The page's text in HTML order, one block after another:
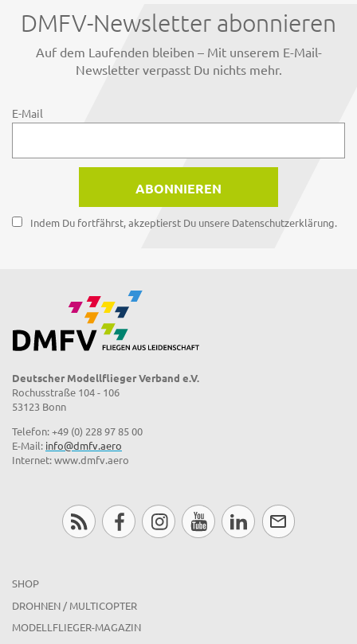
DMFV-Newsletter abonnieren
Auf dem Laufenden bleiben – Mit unserem E-Mail-
Newsletter verpasst Du nichts mehr.
E-Mail
Indem Du fortfährst, akzeptierst Du unsere Datenschutzerklärung.
Deutscher Modellflieger Verband e.V.
Rochusstraße 104 - 106
53123 Bonn
Telefon: +49 (0) 228 97 85 00
E-Mail: info@dmfv.aero
Internet: www.dmfv.aero
SHOP
DROHNEN / MULTICOPTER
MODELLFLIEGER-MAGAZIN